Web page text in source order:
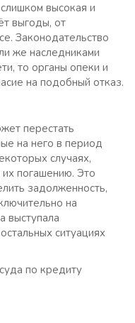
высокая и
выгоды, от
Законодательство
же наследниками
то органы опеки и
на подобный отказ.
перестать
на него в период
случаях,
погашению. Это
задолженность,
на
выступала
ситуациях
по кредиту